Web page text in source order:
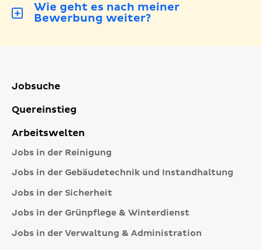
Wie geht es nach meiner
Bewerbung weiter?
Jobsuche
Quereinstieg
Arbeitswelten
Jobs in der Reinigung
Jobs in der Gebäudetechnik und Instandhaltung
Jobs in der Sicherheit
Jobs in der Grünpflege & Winterdienst
Jobs in der Verwaltung & Administration